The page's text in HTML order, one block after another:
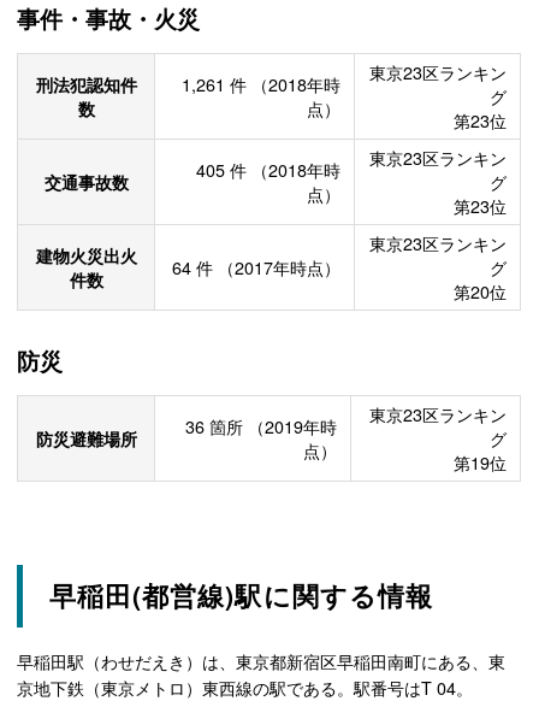
事件・事故・火災
刑法犯認知件
数
1,261 件
（2018年時
点）
東京23区ランキン
グ
第23位
交通事故数 405 件
（2018年時
点）
東京23区ランキン
グ
第23位
建物火災出火
件数
64 件 （2017年時点）
東京23区ランキン
グ
第20位
防災
防災避難場所 36 箇所
（2019年時
点）
東京23区ランキン
グ
第19位
早稲田(都営線)駅に関する情報
早稲田駅（わせだえき）は、東京都新宿区早稲田南町にある、東
京地下鉄（東京メトロ）東西線の駅である。駅番号はT 04。